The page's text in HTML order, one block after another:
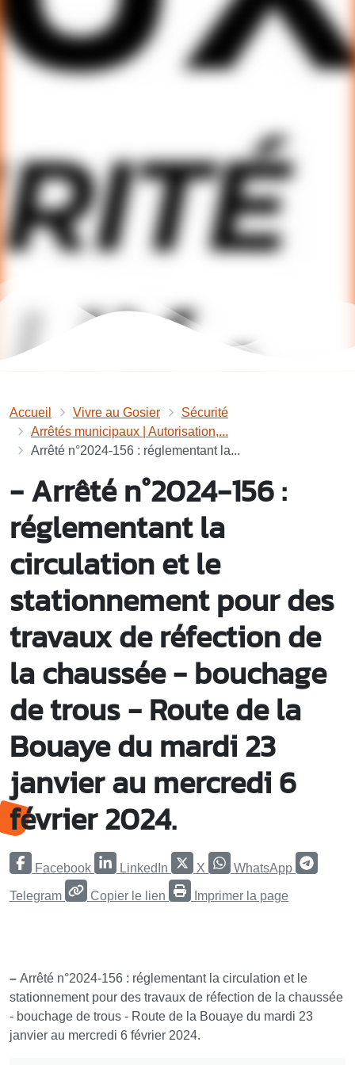
Accueil Vivre au Gosier
Sécurité
Arrêtés municipaux | Autorisation,...
Arrêté n°2024-156 : réglementant la...
- Arrêté n°2024-156 :
réglementant la
circulation et le
stationnement pour des
travaux de réfection de
la chaussée - bouchage
de trous - Route de la
Bouaye du mardi 23
janvier au mercredi 6
février 2024.
Facebook LinkedIn X WhatsApp
Telegram Copier le lien Imprimer la page
– Arrêté n°2024-156 : réglementant la circulation et le
stationnement pour des travaux de réfection de la chaussée
- bouchage de trous - Route de la Bouaye du mardi 23
janvier au mercredi 6 février 2024.